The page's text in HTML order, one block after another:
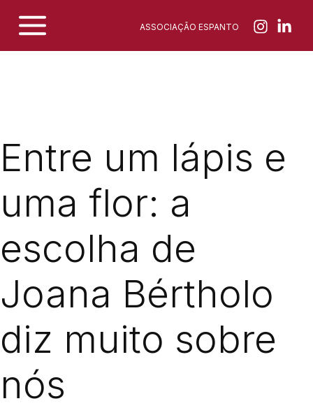
content
ASSOCIAÇÃO ESPANTO
Entre um lápis e
uma flor: a
escolha de
Joana Bértholo
diz muito sobre
nós